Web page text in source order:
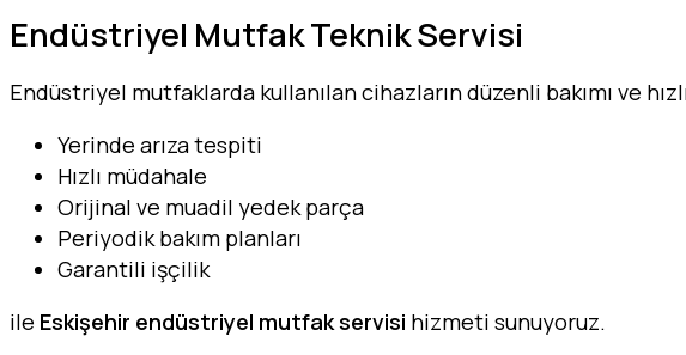
Endüstriyel Mutfak Teknik Servisi
Endüstriyel mutfaklarda kullanılan cihazların düzenli bakımı ve
Yerinde arıza tespiti
Hızlı müdahale
Orijinal ve muadil yedek parça
Periyodik bakım planları
Garantili işçilik
ile Eskişehir endüstriyel mutfak servisi hizmeti sunuyoruz.